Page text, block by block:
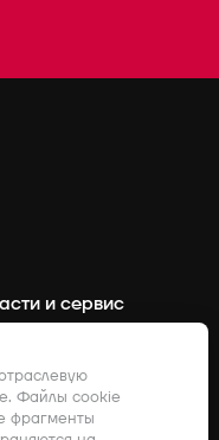
и сервис
о нас
Файлы cookie
фрагменты